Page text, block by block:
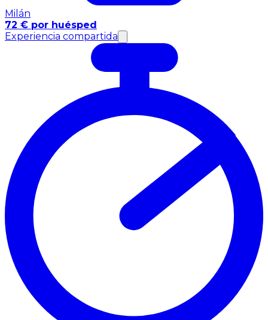
Milán
72 € por huésped
Experiencia compartida